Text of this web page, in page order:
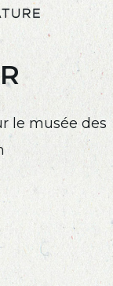
le musée des